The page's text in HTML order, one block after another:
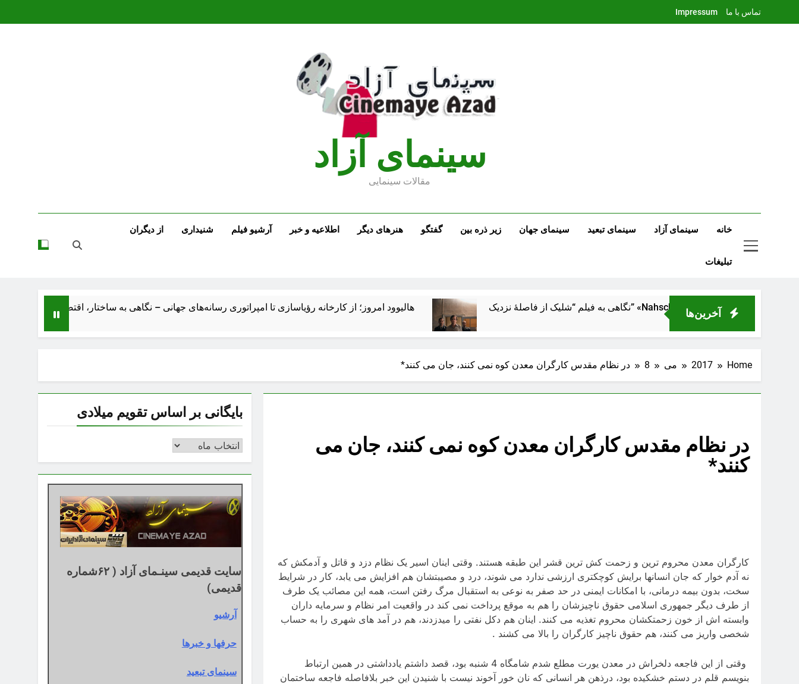
تماس با ما Impressum
سينماى آزاد
مقالات سينمايى
خانه سینمای آزاد سینمای تبعید سینمای جهان زیر ذره بین گفتگو هنرهای دیگر اطلاعیه و خبر آرشیو فیلم شنیداری از دیگران
تبلیغات
آخرین‌ها هالیوود امروز؛ از کارخانه رؤیاسازی تا امپراتوری رسانه‌های جهانی – نگاهی به ساختار، اقتصاد، تحولات و آینده بزرگ‌ترین
Home
2017 می 8 در نظام مقدس کارگران معدن کوه نمی کنند، جان می کنند*
در نظام مقدس کارگران معدن کوه نمی کنند، جان می
کنند*
کارگران معدن محروم ترین و زحمت کش ترین قشر این طبقه هستند. وقتی اینان اسیر یک نظام دزد و قاتل و آدمکش که
نه آدم خوار که جان انسانها برایش کوچکتری ارزشی ندارد می شوند، درد و مصیبتشان هم افزایش می یابد، کار در شرایط
سخت، بدون بیمه درمانی، با امکانات ایمنی در حد صفر به نوعی به استقبال مرگ رفتن است، همه این مصائب یک طرف
از طرف دیگر جمهوری اسلامی حقوق ناچیزشان را هم به موقع پرداخت نمی کند در واقعیت امر نظام و سرمایه داران
وابسته اش از خون زحمتکشان محروم تغذیه می کنند. اینان هم دکل نفتی را میدزدند، هم در آمد های شهری را به حساب
شخصی واریز می کنند، هم حقوق ناچیز کارگران را بالا می کشند .
وقتی از این فاجعه دلخراش در معدن یورت مطلع شدم شامگاه 4 شنبه بود، قصد داشتم یادداشتی در همین ارتباط
بنویسم قلم در دستم خشکیده بود، درذهن هر انسانی که نان خور آخوند نیست با شنیدن این خبر بلافاصله فاجعه ساختمان
بایگانی بر اساس تقویم میلادی
بایگانی
اساس
تقویم
میلادی
سایت قدیمی سینـمای آزاد ( ۶۲شماره
قدیمی)
آرشیو
حرفها و خبرها
سینمای تبعید